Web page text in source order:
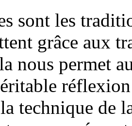
sont les
grâce aux
nous permet
technique de